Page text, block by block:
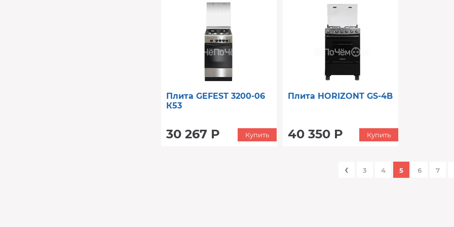
Плита GEFEST 3200-06
К53
30 267 Р Купить
Плита HORIZONT GS-4B
40 350 Р Купить
‹ 3 4 5 6 7